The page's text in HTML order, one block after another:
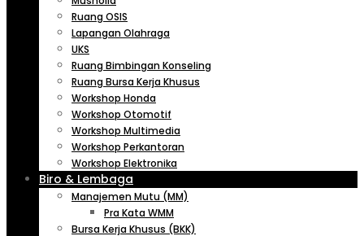
Ruang OSIS
Lapangan Olahraga
UKS
Ruang Bimbingan Konseling
Ruang Bursa Kerja Khusus
Workshop Honda
Workshop Otomotif
Workshop Multimedia
Workshop Perkantoran
Workshop Elektronika
Biro & Lembaga
Manajemen Mutu (MM)
Pra Kata WMM
Bursa Kerja Khusus (BKK)